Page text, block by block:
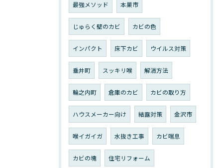
最強メソッド 本巣市
じゅらく壁のカビ カビの色
インパクト 床下カビ ウイルス対策
垂井町 スッキリ喉 解消方法
輪之内町 倉庫のカビ カビの取り方
ハウスメーカー向け 結露対策 金沢市
喉イガイガ 水抜き工事 カビ喘息
カビの塊 住宅リフォーム